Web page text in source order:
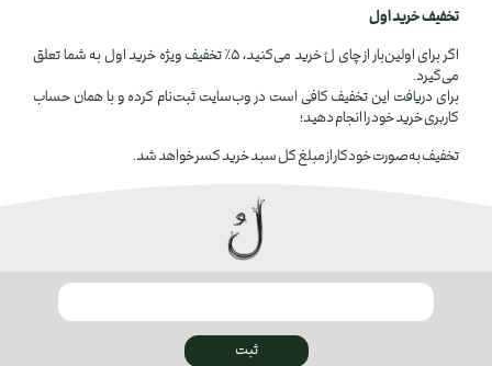
تخفیف خرید اول
اگر برای اولین‌بار از چای لُ خرید می‌کنید، ۵٪ تخفیف ویژه خرید اول به شما تعلق
می‌گیرد.
برای دریافت این تخفیف کافی است در وب‌سایت ثبت‌نام کرده و با همان حساب
کاربری خرید خود را انجام دهید؛
تخفیف به‌صورت خودکار از مبلغ کل سبد خرید کسر خواهد شد.
ثبت